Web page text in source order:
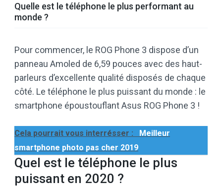
Quelle est le téléphone le plus performant au
monde ?
Pour commencer, le ROG Phone 3 dispose d’un
panneau Amoled de 6,59 pouces avec des haut-
parleurs d’excellente qualité disposés de chaque
côté. Le téléphone le plus puissant du monde : le
smartphone époustouflant Asus ROG Phone 3 !
Cela pourrait vous interrésser :
Meilleur
smartphone photo pas cher 2019
Quel est le téléphone le plus
puissant en 2020 ?